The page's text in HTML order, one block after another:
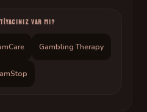
VAR MI?
Gambling Therapy